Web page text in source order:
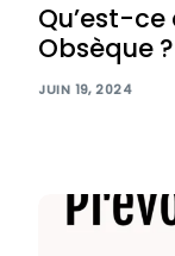
Qu’est-
Obsèque ?
JUIN 19, 2024